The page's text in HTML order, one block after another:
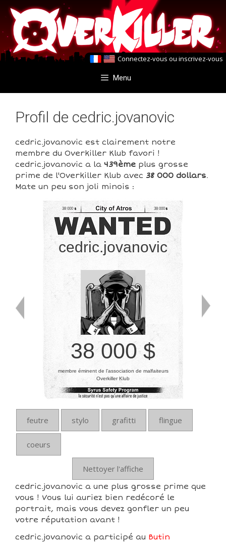
Aller
au
contenu
Aller
au
contenu
Connectez-vous ou inscrivez-vous
Menu
Profil de cedric.jovanovic
cedric.jovanovic est clairement notre
membre du Overkiller Klub favori !
cedric.jovanovic a la 439ème plus grosse
prime de l'Overkiller Klub avec 38 000 dollars.
Mate un peu son joli minois :
38 000
cedric.jovanovic
38 000
38 000 $
membre éminent de l’association de malfaiteurs
Overkiller Klub
feutre stylo grafitti flingue
coeurs
Nettoyer l'affiche
cedric.jovanovic a une plus grosse prime que
vous ! Vous lui auriez bien redécoré le
portrait, mais vous devez gonfler un peu
votre réputation avant !
cedric.jovanovic a participé au Butin